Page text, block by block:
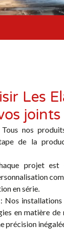
Les
nos
de la
projet est
en série.
Nos installations
en matière
précision